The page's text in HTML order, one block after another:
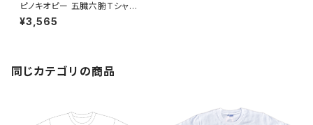
ピノキオピー 五臓六腑Tシャツ
ホワイト
¥3,565
同じカテゴリの商品